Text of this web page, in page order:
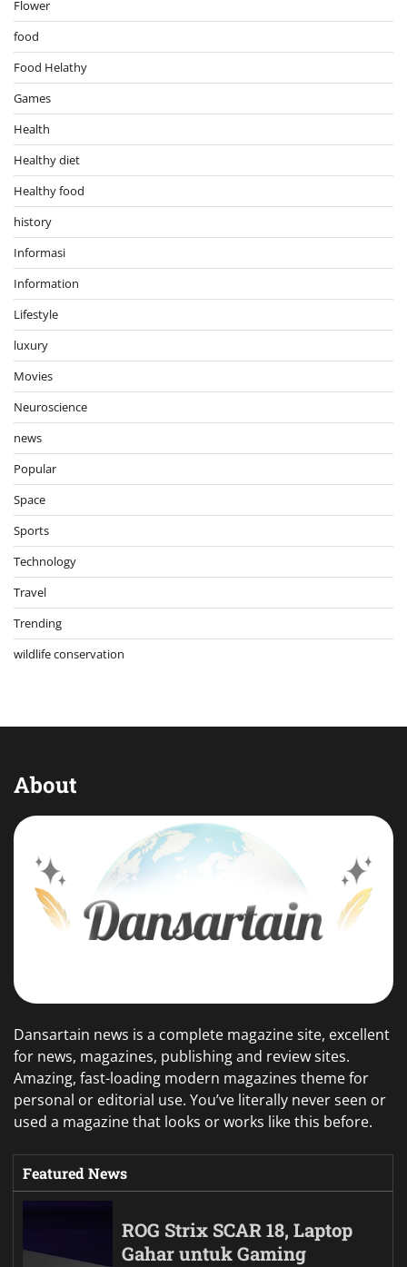
Flower
food
Food Helathy
Games
Health
Healthy diet
Healthy food
history
Informasi
Information
Lifestyle
luxury
Movies
Neuroscience
news
Popular
Space
Sports
Technology
Travel
Trending
wildlife conservation
About
Dansartain news is a complete magazine site, excellent
for news, magazines, publishing and review sites.
Amazing, fast-loading modern magazines theme for
personal or editorial use. You’ve literally never seen or
used a magazine that looks or works like this before.
Featured News
ROG Strix SCAR 18, Laptop
Gahar untuk Gaming